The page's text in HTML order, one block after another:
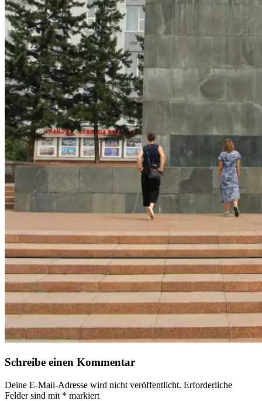
Schreibe einen Kommentar
Deine E-Mail-Adresse wird nicht veröffentlicht. Erforderliche
Felder sind mit * markiert